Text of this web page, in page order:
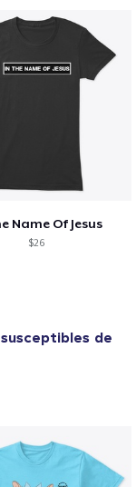
Name Of Jesus
$26
susceptibles de